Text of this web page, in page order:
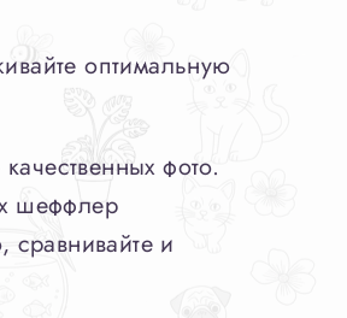
оптимальную
фото.
шеффлер
сравнивайте и